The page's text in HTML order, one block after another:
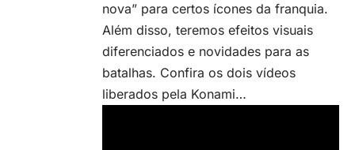
nova” para certos ícones da franquia.
Além disso, teremos efeitos visuais
diferenciados e novidades para as
batalhas. Confira os dois vídeos
liberados pela Konami…